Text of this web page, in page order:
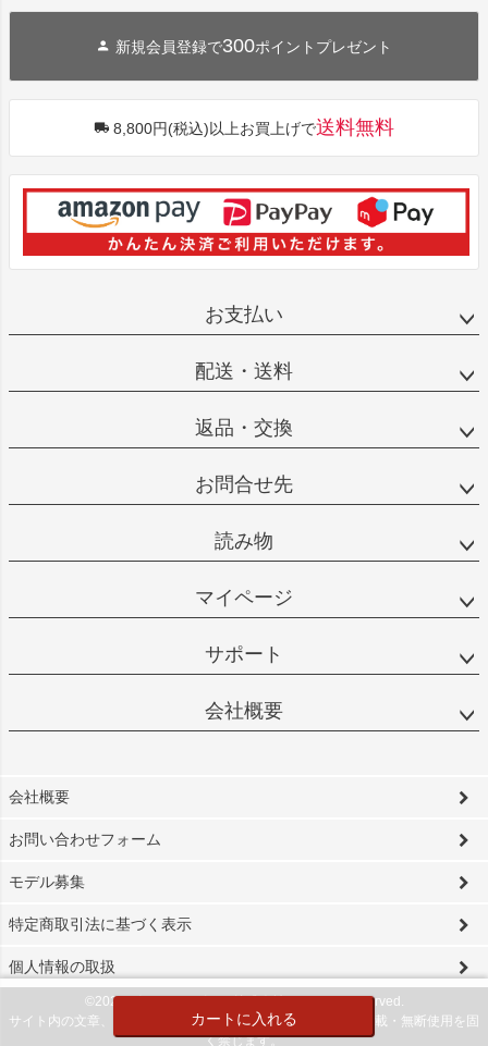
カートに入れる
新規会員登録で300ポイントプレゼント
8,800円(税込)以上お買上げで送料無料
お支払い
配送・送料
返品・交換
お問合せ先
読み物
マイページ
サポート
会社概要
会社概要
お問い合わせフォーム
モデル募集
特定商取引法に基づく表示
個人情報の取扱
©2024 ビソワ・デザイン株式会社 All Rights reserved.
サイト内の文章、画像などの著作物は当社に属します。無断転載・無断使用を固
く禁じます。